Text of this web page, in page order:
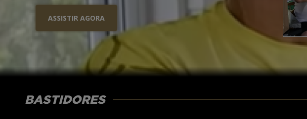
ASSISTIR AGORA
BASTIDORES